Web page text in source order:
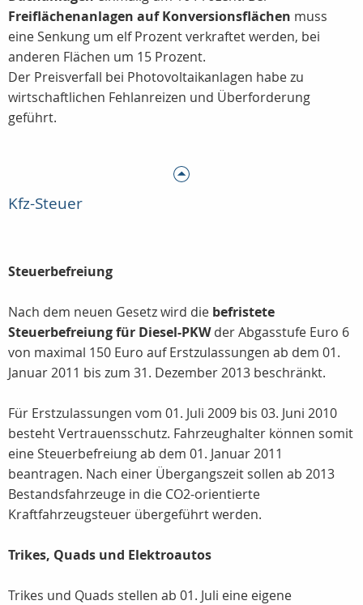
Freiflächenanlagen auf Konversionsflächen muss
eine Senkung um elf Prozent verkraftet werden, bei
anderen Flächen um 15 Prozent.
Der Preisverfall bei Photovoltaikanlagen habe zu
wirtschaftlichen Fehlanreizen und Überforderung
geführt.
Kfz-Steuer
Steuerbefreiung
Nach dem neuen Gesetz wird die befristete
Steuerbefreiung für Diesel-PKWder Abgasstufe Euro 6
von maximal 150 Euro auf Erstzulassungen ab dem 01.
Januar 2011 bis zum 31. Dezember 2013 beschränkt.
Für Erstzulassungen vom 01. Juli 2009 bis 03. Juni 2010
besteht Vertrauensschutz. Fahrzeughalter können somit
eine Steuerbefreiung ab dem 01. Januar 2011
beantragen. Nach einer Übergangszeit sollen ab 2013
Bestandsfahrzeuge in die CO2-orientierte
Kraftfahrzeugsteuer übergeführt werden.
Trikes, Quads und Elektroautos
Trikes und Quads stellen ab 01. Juli eine eigene